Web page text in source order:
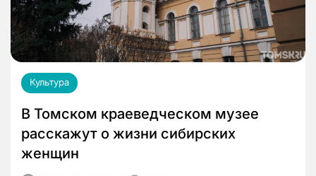
Культура
В Томском краеведческом музее
расскажут о жизни сибирских
женщин